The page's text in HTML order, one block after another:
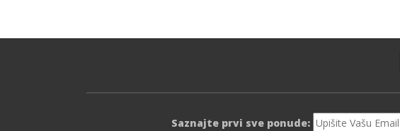
Saznajte prvi sve ponude: